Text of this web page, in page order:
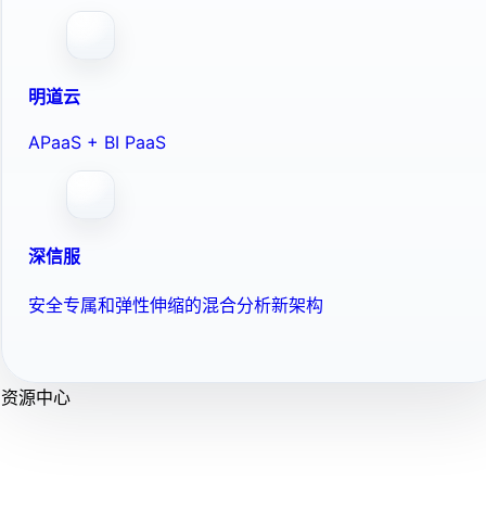
明道云
APaaS + BI PaaS
深信服
安全专属和弹性伸缩的混合分析新架构
资源中心